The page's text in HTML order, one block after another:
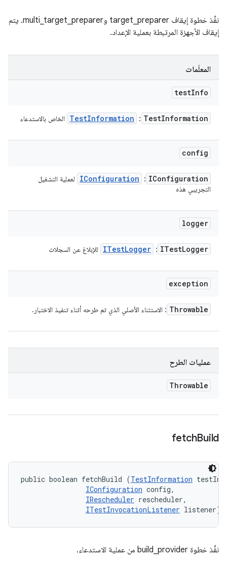
نفِّذ خطوة إيقاف target_preparer وmulti_target_preparer. يتم
إيقاف الأجهزة المرتبطة بعملية الإعداد.
المعلَمات
testInfo
TestInformation
:
TestInformation الخاص بالاستدعاء
config
IConfiguration
:
IConfiguration
لعملية التشغيل
التجريبي هذه
logger
ITestLogger
:
ITestLogger للإبلاغ عن السجلات
exception
Throwable : الاستثناء الأصلي الذي تم طرحه أثناء تنفيذ الاختبار.
عمليات الطرح
Throwable
fetchBuild
public boolean fetchBuild (TestInformation
IConfiguration config,
IRescheduler rescheduler,
ITestInvocationListener listener)
نفِّذ خطوة build_provider من عملية الاستدعاء.